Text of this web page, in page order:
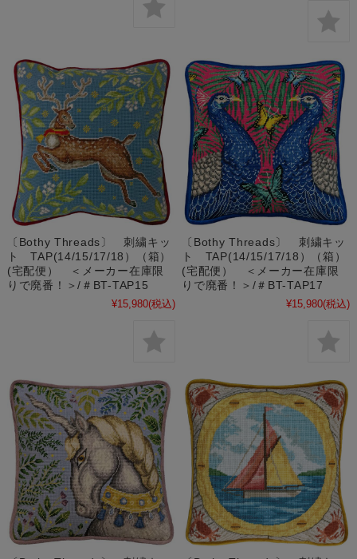
〔Bothy Threads〕 刺繍キッ
ト TAP(14/15/17/18）（箱）
(宅配便） ＜メーカー在庫限
りで廃番！＞/＃BT-TAP15
¥15,980(税込)
〔Bothy Threads〕 刺繍キッ
ト TAP(14/15/17/18）（箱）
(宅配便） ＜メーカー在庫限
りで廃番！＞/＃BT-TAP17
¥15,980(税込)